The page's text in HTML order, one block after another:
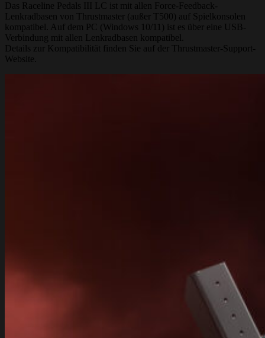
Das Raceline Pedals III LC ist mit allen Force-Feedback-
Lenkradbasen von Thrustmaster (außer T500) auf Spielkonsolen
kompatibel. Auf dem PC (Windows 10/11) ist es über eine USB-
Verbindung mit allen Lenkradbasen kompatibel.
Details zur Kompatibilität finden Sie auf der Thrustmaster-Support-
Website.